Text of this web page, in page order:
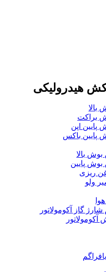
هیدرولیکی
بالا
براکت
پایین اپن
پایین باکس
بوش بالا
بوش پایین
ریزی
ولو
شارژ گاز آکومولاتور
آکومولاتور